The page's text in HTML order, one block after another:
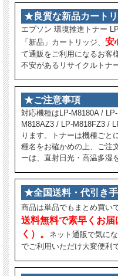
★良質な新品カート
エプソン 環境推進トナー
「新品」カートリッジ、 安
て通販をご利用になるお客
不安があるリサイクルトナ
★ご注意事項
対応機種はLP-M8180A /
M818AZ3 / LP-M818FZ3 /
ります。トナーは機種ごと
種名をお確かめの上、ご注
ーは、直射日光・高温多湿
★全国送料・代引き
商品は単品でもまとめ買い
送料無料で素早くお
く）。
ネット通販で気に
でご利用いただけ大変便利